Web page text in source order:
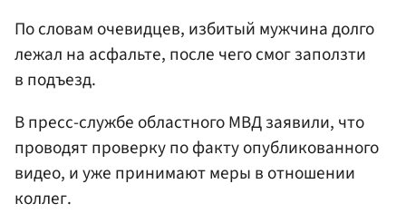
По словам очевидцев, избитый мужчина долго
лежал на асфальте, после чего смог заползти
в подъезд.
В пресс-службе областного МВД заявили, что
проводят проверку по факту опубликованного
видео, и уже принимают меры в отношении
коллег.